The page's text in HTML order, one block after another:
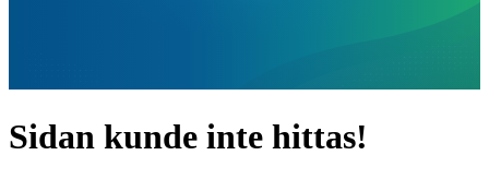
Sidan kunde inte hittas!